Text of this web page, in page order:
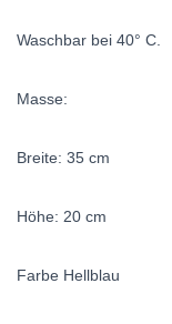
Waschbar bei 40° C.
Masse:
Breite: 35 cm
Höhe: 20 cm
Farbe Hellblau